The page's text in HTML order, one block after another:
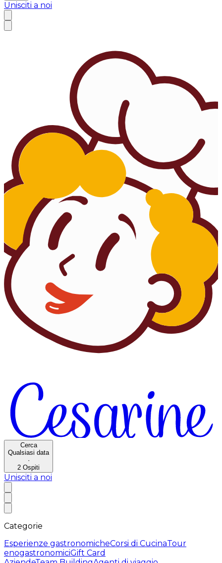
Unisciti a noi
Cerca
Qualsiasi data
·
2 Ospiti
Unisciti a noi
Categorie
Esperienze gastronomicheCorsi di CucinaTour
enogastronomiciGift Card